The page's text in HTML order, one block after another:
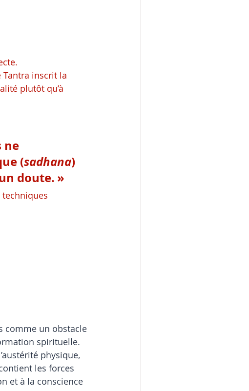
inscrit la
plutôt qu’à
ne
(sadhana)
doute. »
comme un obstacle
spirituelle.
physique,
les forces
et à la conscience